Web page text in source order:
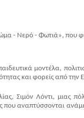
- Νερό - Φωτιά», που
μοντέλα,
και φορείς από την
Σιμόν Λόντι, μιας
αναπτύσσονται